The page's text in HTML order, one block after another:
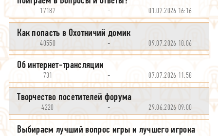
17187 - 01.07.2026 16:16
Как попасть в Охотничий домик
40550 - 09.07.2026 18:06
Об интернет-трансляции
731 - 07.07.2026 11:58
Творчество посетителей форума
4220 - 29.06.2026 09:00
Выбираем лучший вопрос игры и лучшего игрока